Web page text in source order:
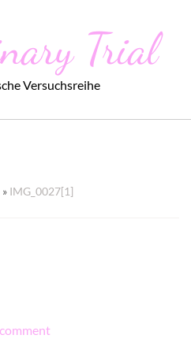
Trial
Versuchsreihe
» IMG_0027[1]